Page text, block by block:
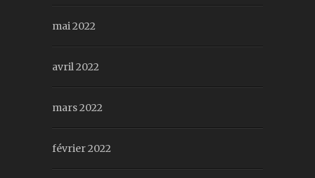
mai 2022
avril 2022
mars 2022
février 2022